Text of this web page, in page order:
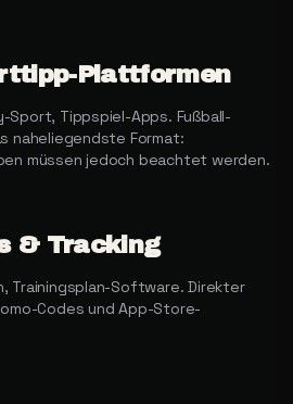
Plattformen
Tippspiel-Apps. Fußball-
naheliegendste Format:
müssen jedoch beachtet werden.
& Tracking
Trainingsplan-Software. Direkter
Codes und App-Store-